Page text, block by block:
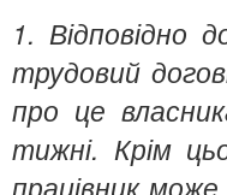
1. Відповідно
трудовий
про це
тижні. Крім
працівник